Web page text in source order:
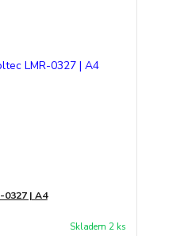
| A4
Skladem 2 ks